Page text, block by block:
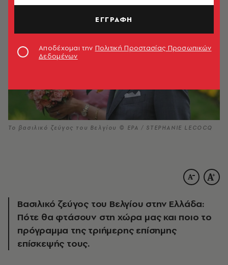
Το βασιλικό ζεύγος του Βελγίου © EPA / STEPHANIE LECOCQ
Βασιλικό ζεύγος του Βελγίου στην Ελλάδα:
Πότε θα φτάσουν στη χώρα μας και ποιο το
πρόγραμμα της τριήμερης επίσημης
επίσκεψής τους.
ΕΓΓΡΑΦΗ
Αποδέχομαι την Πολιτική Προστασίας Προσωπικών
Δεδομένων